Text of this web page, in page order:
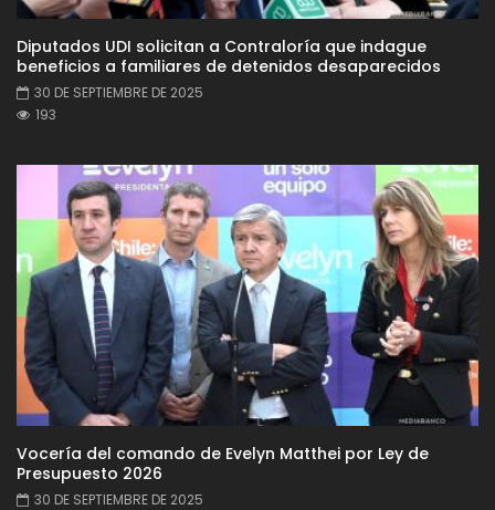
Diputados UDI solicitan a Contraloría que indague
beneficios a familiares de detenidos desaparecidos
30 DE SEPTIEMBRE DE 2025
193
Vocería del comando de Evelyn Matthei por Ley de
Presupuesto 2026
30 DE SEPTIEMBRE DE 2025